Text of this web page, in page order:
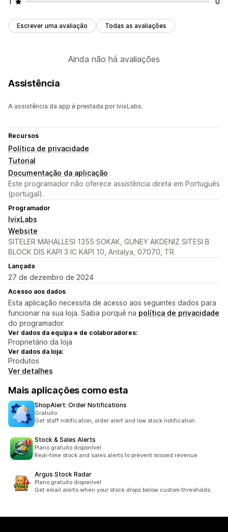
Escrever uma avaliação Todas as avaliações
Ainda não há avaliações
Assistência
A assistência da app é prestada por IvixLabs.
Recursos
Política de privacidade
Tutorial
Documentação da aplicação
Este programador não oferece assistência direta em Português
(portugal).
Programador
IvixLabs
Website
SITELER MAHALLESI 1355 SOKAK, GUNEY AKDENIZ SITESI B
BLOCK DIS KAPI 3 IC KAPI 10, Antalya, 07070, TR
Lançada
27 de dezembro de 2024
Acesso aos dados
Esta aplicação necessita de acesso aos seguintes dados para
funcionar na sua loja. Saiba porquê na política de privacidade
do programador.
Ver dados da equipa e de colaboradores:
Proprietário da loja
Ver dados da loja:
Produtos
Ver detalhes
Mais aplicações como esta
ShopAlert: Order Notifications
Gratuito
Get staff notification, order alert and low stock notification
Stock & Sales Alerts
Plano gratuito disponível
Real-time stock and sales alerts to prevent missed revenue
Argus Stock Radar
Plano gratuito disponível
Get email alerts when your stock drops below custom thresholds